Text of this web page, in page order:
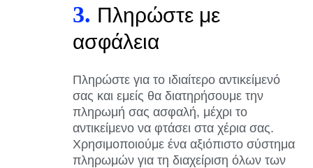
3. Πληρώστε με
ασφάλεια
Πληρώστε για το ιδιαίτερο αντικείμενό
σας και εμείς θα διατηρήσουμε την
πληρωμή σας ασφαλή, μέχρι το
αντικείμενο να φτάσει στα χέρια σας.
Χρησιμοποιούμε ένα αξιόπιστο σύστημα
πληρωμών για τη διαχείριση όλων των